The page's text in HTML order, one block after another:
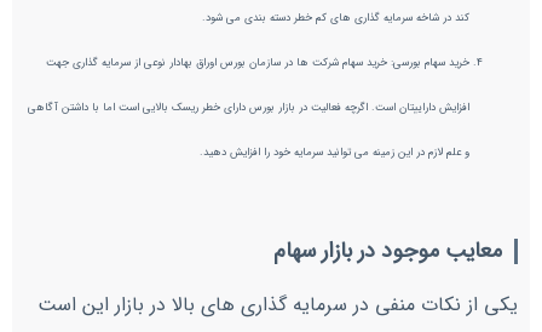
کند در شاخه سرمایه گذاری های کم خطر دسته بندی می شود.
خرید سهام بورسی: خرید سهام شرکت ها در سازمان بورس اوراق بهادار نوعی از سرمایه گذاری جهت
افزایش داراییتان است. اگرچه فعالیت در بازار بورس دارای خطر ریسک بالایی است اما با داشتن آگاهی
و علم لازم در این زمینه می توانید سرمایه خود را افزایش دهید.
معایب موجود در بازار سهام
یکی از نکات منفی در سرمایه گذاری های بالا در بازار این است